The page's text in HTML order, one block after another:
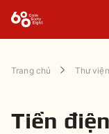
Trang chủ Thư viện
Tiền